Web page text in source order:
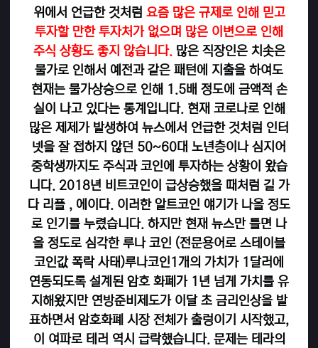
위에서 언급한 것처럼 요즘 많은 규제로 인해 믿고
투자할 만한 투자처가 없으며 많은 이변으로 인해
주식 상황도 좋지 않습니다.많은 직장인은 치솟은
물가로 인해서 예전과 같은 패턴에 지출을 하여도
현재는 물가상승으로 인해 1.5배 정도에 금액적 손
실이 나고 있다는 통계입니다. 현재 코로나로 인해
많은 제제가 발생하여 뉴스에서 언급한 것처럼 인터
넷을 잘 접하지 않던 50~60대 노년층이나 심지어
중학생까지도 주식과 코인에 투자하는 상황이 왔습
니다. 2018년 비트코인이 급상승했을 때처럼 길 가
다 리플 , 에이다. 이러한 알트코인 얘기가 나올 정도
로 인기를 누렸습니다. 하지만 현재 뉴스만 틀면 나
올 정도로 심각한 루나 코인 (전문용어로 스테이블
코인값 폭락 사태)루나코인1개의 가치가 1달러에
연동되도록 설계된 암호 화폐가 1년 넘게 가치를 유
지해왔지만 연방준비제도가 이달 초 금리인상을 발
표하면서 암호화폐 시장 전체가 출렁이기 시작했고,
이 여파로 테러 역시 급락했습니다. 문제는 테라의